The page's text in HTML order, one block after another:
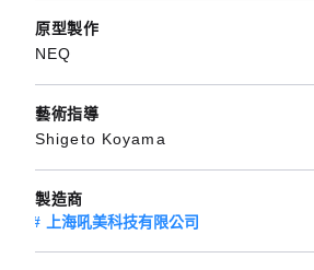
原型製作
NEQ
藝術指導
Shigeto Koyama
製造商
上海吼美科技有限公司